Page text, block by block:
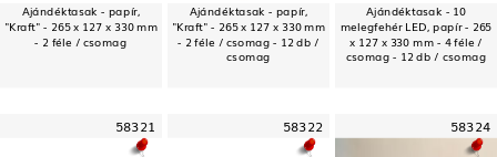
Ajándéktasak - papír,
"Kraft" - 265 x 127 x 330 mm
- 2 féle / csomag
Ajándéktasak - papír,
"Kraft" - 265 x 127 x 330 mm
- 2 féle / csomag - 12 db /
csomag
Ajándéktasak - 10
melegfehér LED, papír - 265
x 127 x 330 mm - 4 féle /
csomag - 12 db / csomag
58321 58322 58324